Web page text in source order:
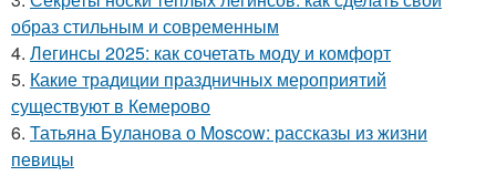
образ стильным и современным
4. Легинсы 2025: как сочетать моду и комфорт
5. Какие традиции праздничных мероприятий
существуют в Кемерово
6. Татьяна Буланова о Moscow: рассказы из жизни
певицы